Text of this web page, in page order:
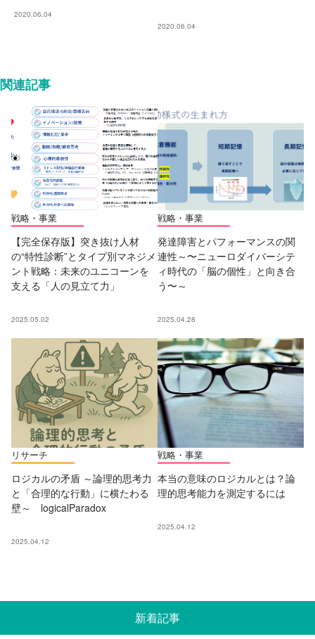
2020.06.04
2020.06.04
関連記事
戦略・事業
【完全保存版】突き抜け人材
の“特性診断”とタイプ別マネジメ
ント戦略：未来のユニコーンを
支える「人の見立て力」
2025.05.02
戦略・事業
発達障害とパフォーマンスの関
連性～〜ニューロダイバーシテ
ィ時代の「脳の個性」と向き合
う〜～
2025.04.28
リサーチ
ロジカルの矛盾 ～論理的思考力
と「合理的な行動」に横たわる
壁～ logicalParadox
2025.04.12
戦略・事業
本当の意味のロジカルとは？論
理的思考能力を測定するには
2025.04.12
新着記事